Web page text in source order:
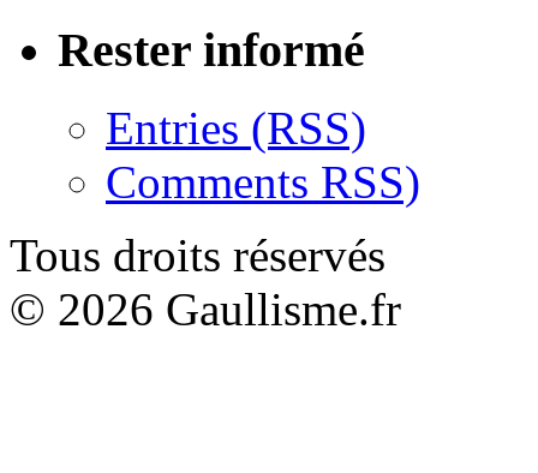
Rester informé
Entries (RSS)
Comments RSS)
Tous droits réservés
© 2026 Gaullisme.fr